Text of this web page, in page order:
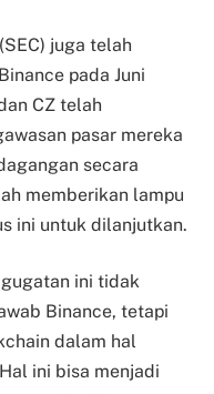
juga telah
pada Juni
CZ telah
pasar mereka
secara
memberikan lampu
ini untuk dilanjutkan.
ini tidak
Binance, tetapi
dalam hal
ini bisa menjadi